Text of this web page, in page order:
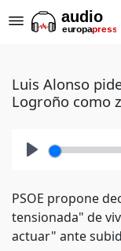
Luis Alonso
Logroño como
PSOE propone
tensionada" de
actuar" ante